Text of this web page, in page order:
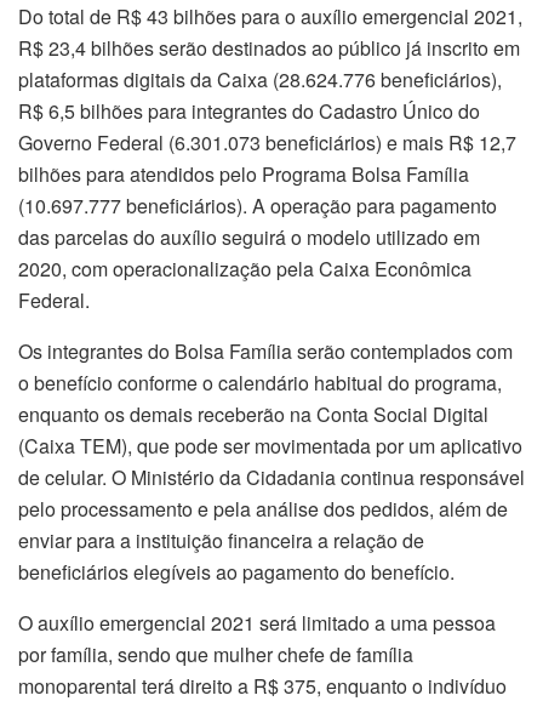
Do total de R$ 43 bilhões para o auxílio emergencial 2021,
R$ 23,4 bilhões serão destinados ao público já inscrito em
plataformas digitais da Caixa (28.624.776 beneficiários),
R$ 6,5 bilhões para integrantes do Cadastro Único do
Governo Federal (6.301.073 beneficiários) e mais R$ 12,7
bilhões para atendidos pelo Programa Bolsa Família
(10.697.777 beneficiários). A operação para pagamento
das parcelas do auxílio seguirá o modelo utilizado em
2020, com operacionalização pela Caixa Econômica
Federal.
Os integrantes do Bolsa Família serão contemplados com
o benefício conforme o calendário habitual do programa,
enquanto os demais receberão na Conta Social Digital
(Caixa TEM), que pode ser movimentada por um aplicativo
de celular. O Ministério da Cidadania continua responsável
pelo processamento e pela análise dos pedidos, além de
enviar para a instituição financeira a relação de
beneficiários elegíveis ao pagamento do benefício.
O auxílio emergencial 2021 será limitado a uma pessoa
por família, sendo que mulher chefe de família
monoparental terá direito a R$ 375, enquanto o indivíduo